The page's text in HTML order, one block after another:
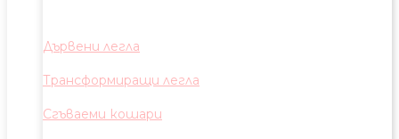
Дървени легла
Трансформиращи легла
Сгъваеми кошари